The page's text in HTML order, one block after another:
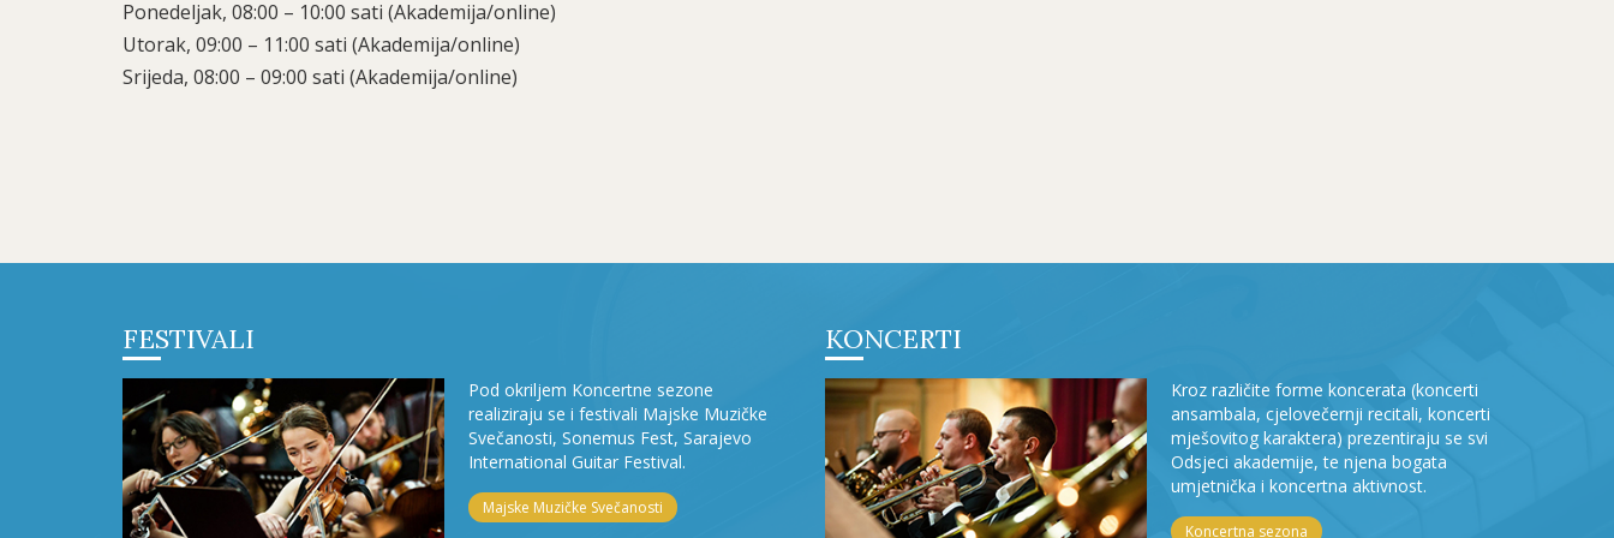
Ponedeljak, 08:00 – 10:00 sati (Akademija/online)
Utorak, 09:00 – 11:00 sati (Akademija/online)
Srijeda, 08:00 – 09:00 sati (Akademija/online)
FESTIVALI
Pod okriljem Koncertne sezone
realiziraju se i festivali Majske Muzičke
Svečanosti, Sonemus Fest, Sarajevo
International Guitar Festival.
Majske Muzičke Svečanosti
KONCERTI
Kroz različite forme koncerata (koncerti
ansambala, cjelovečernji recitali, koncerti
mješovitog karaktera) prezentiraju se svi
Odsjeci akademije, te njena bogata
umjetnička i koncertna aktivnost.
Koncertna sezona